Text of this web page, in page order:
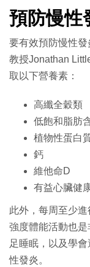
預防慢性
要有效預防慢性
教授Jonathan
取以下營養素：
高纖全穀類
低飽和脂肪
植物性蛋白
鈣
維他命D
有益心臟健
此外，每周至少
強度體能活動也
足睡眠，以及學
性發炎。